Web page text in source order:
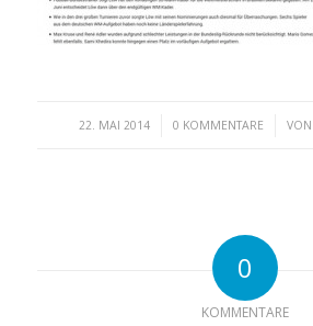
22. MAI 2014
/ 0 KOMMENTARE
/ VON
0
KOMMENTARE